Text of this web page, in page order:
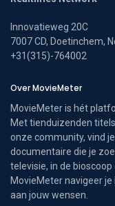
Innovatieweg 20C
7007 CD, Doetinchem,
+31(315)-764002
Over MovieMeter
MovieMeter is hét
Met tienduizenden
onze community, vind
documentaire die je
televisie, in de
MovieMeter navigeer
aan jouw wensen.